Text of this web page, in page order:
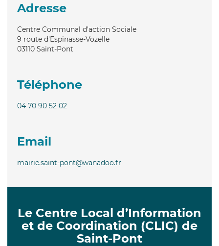
Adresse
Centre Communal d'action Sociale
9 route d'Espinasse-Vozelle
03110 Saint-Pont
Téléphone
04 70 90 52 02
Email
mairie.saint-pont@wanadoo.fr
Le Centre Local d’Information
et de Coordination (CLIC) de
Saint-Pont